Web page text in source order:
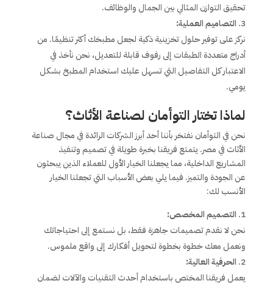
تحقيق التوازن المثالي بين الجمال والوظائف.
التصاميم العملية:
نركز على توفير حلول تخزينية ذكية لجعل مطبخك أكثر تنظيمًا. من
أدراج متعددة الطبقات إلى رفوف قابلة للتعديل، نحن نأخذ في
الاعتبار كل التفاصيل التي تسهل عليك استخدام المطبخ بشكل
يومي.
لماذا تختار التوأمان لصناعة الأثاث؟
نحن في التوأمان نفتخر بأننا أحد أبرز الشركات الرائدة في مجال صناعة
الأثاث في مصر. يتمتع فريقنا بخبرة طويلة في تصميم وتنفيذ
المشاريع الداخلية، مما يجعلنا الخيار الأول للعملاء الذين يبحثون
عن الجودة والتميز. فيما يلي بعض الأسباب التي تجعلنا الخيار
الأنسب لك:
التصميم المخصص:
نحن لا نقدم تصميمات جاهزة فقط، بل نستمع إلى احتياجاتك
ونعمل معك خطوة بخطوة لتحويل أفكارك إلى واقع ملموس.
الحرفية العالية:
يعمل فريقنا المختص باستخدام أحدث التقنيات والآلات لضمان